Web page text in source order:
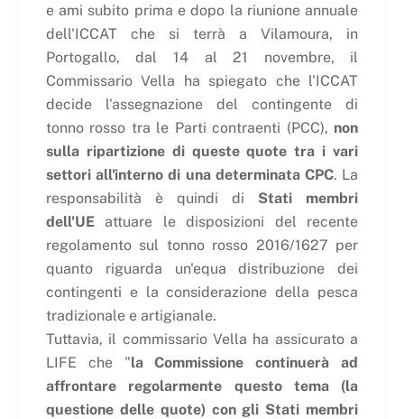
e ami subito prima e dopo la riunione annuale
dell'ICCAT che si terrà a Vilamoura, in
Portogallo, dal 14 al 21 novembre, il
Commissario Vella ha spiegato che l'ICCAT
decide l'assegnazione del contingente di
tonno rosso tra le Parti contraenti (PCC), non
sulla ripartizione di queste quote tra i vari
settori all'interno di una determinata CPC. La
responsabilità è quindi di Stati membri
dell'UEattuare le disposizioni del recente
regolamento sul tonno rosso 2016/1627 per
quanto riguarda un'equa distribuzione dei
contingenti e la considerazione della pesca
tradizionale e artigianale.
Tuttavia, il commissario Vella ha assicurato a
LIFE che "la Commissione continuerà ad
affrontare regolarmente questo tema (la
questione delle quote) con gli Stati membri